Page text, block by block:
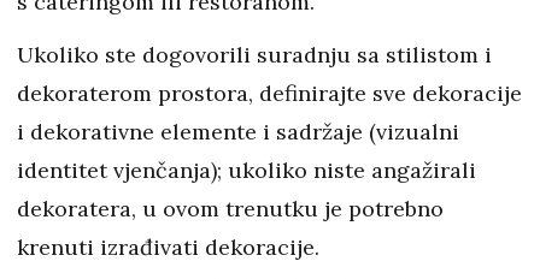
Ukoliko ste dogovorili suradnju sa stilistom i
dekoraterom prostora, definirajte sve dekoracije
i dekorativne elemente i sadržaje (vizualni
identitet vjenčanja); ukoliko niste angažirali
dekoratera, u ovom trenutku je potrebno
krenuti izrađivati dekoracije.